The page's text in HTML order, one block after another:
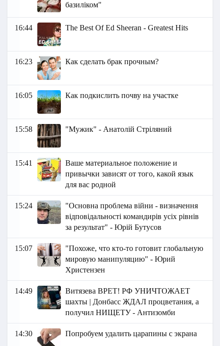
базиліком"
16:44 The Best Of Ed Sheeran - Greatest Hits
16:23 Как сделать брак прочным?
16:05 Как подкислить почву на участке
15:58 "Мужик" - Анатолій Стріляний
15:41
Ваше материальное положение и
привычки зависят от того, какой язык
для вас родной
15:24
"Основна проблема війни - визначення
відповідальності командирів усіх рівнів
за результат" - Юрій Бутусов
15:07
"Похоже, что кто-то готовит глобальную
мировую манипуляцию" - Юрий
Христензен
14:49
Витязева ВРЕТ! РФ УНИЧТОЖАЕТ
шахты | Донбасс ЖДАЛ процветания, а
получил НИЩЕТУ - Антизомби
14:30 Попробуем удалить царапины с экрана